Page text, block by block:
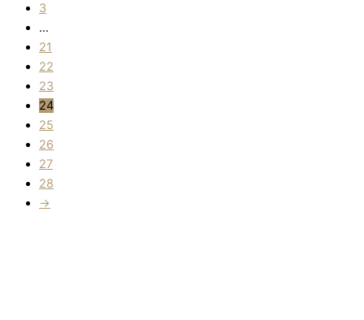
3
…
21
22
23
24
25
26
27
28
→